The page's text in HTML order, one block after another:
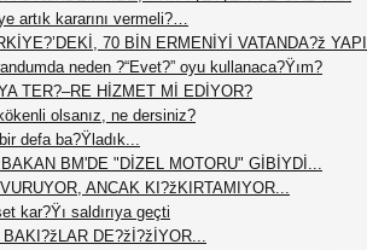
artık kararını vermeli?…
70 BİN ERMENİYİ VATANDA?ž
neden ?“Evet?” oyu kullanaca?Ÿım?
TER?–RE HİZMET Mİ EDİYOR?
olsanız, ne dersiniz?
defa ba?Ÿladık...
BM'DE "DİZEL MOTORU" GİBİYDİ...
ANCAK KI?žKIRTAMIYOR...
kar?Ÿı saldırıya geçti
BAKI?žLAR DE?žİ?žİYOR...